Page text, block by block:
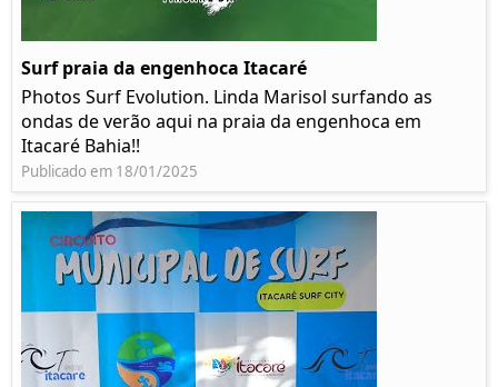
Surf praia da engenhoca Itacaré
Photos Surf Evolution. Linda Marisol surfando as
ondas de verão aqui na praia da engenhoca em
Itacaré Bahia!!
Publicado em 18/01/2025